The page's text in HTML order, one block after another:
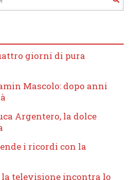
giorni di pura
Mascolo: dopo anni
Argentero, la dolce
i ricordi con la
televisione incontra lo